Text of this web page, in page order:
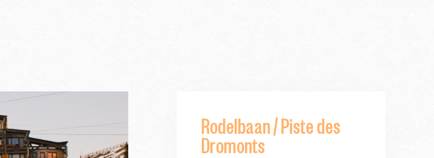
Rodelbaan / Piste des
Dromonts